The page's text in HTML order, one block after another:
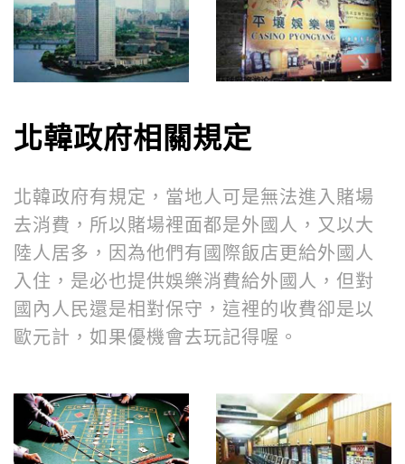
北韓政府相關規定
北韓政府有規定，當地人可是無法進入賭場
去消費，所以賭場裡面都是外國人，又以大
陸人居多，因為他們有國際飯店更給外國人
入住，是必也提供娛樂消費給外國人，但對
國內人民還是相對保守， 這裡的收費卻是以
歐元計，如果優機會去玩記得喔 。